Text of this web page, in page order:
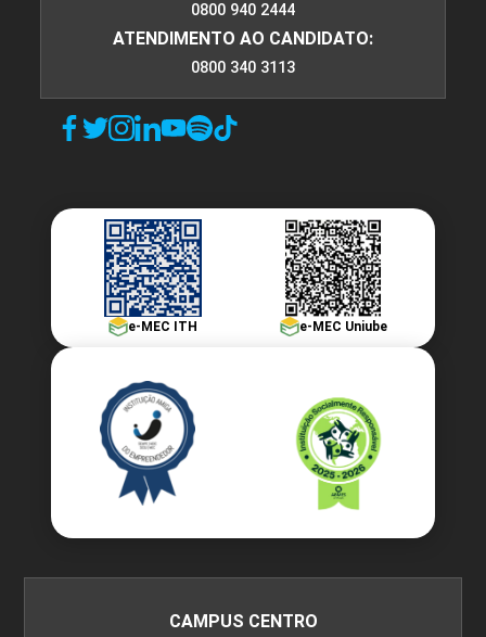
0800 940 2444
ATENDIMENTO AO CANDIDATO:
0800 340 3113
e-MEC ITH e-MEC Uniube
CAMPUS CENTRO